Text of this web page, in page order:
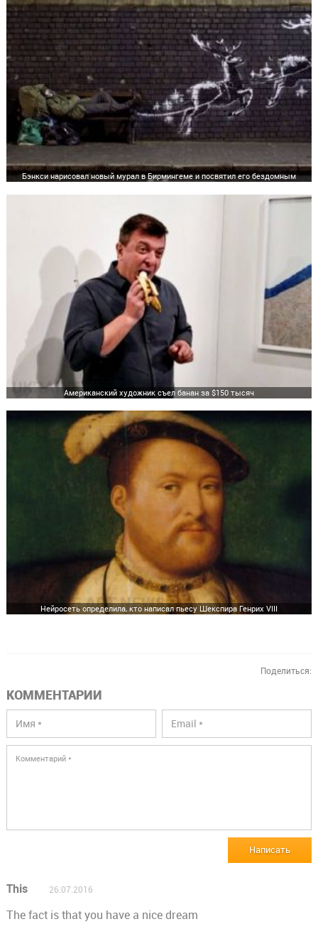
Бэнкси нарисовал новый мурал в Бирмингеме и посвятил его бездомным
Американский художник съел банан за $150 тысяч
Нейросеть определила, кто написал пьесу Шекспира Генрих VIII
Поделиться:
КОММЕНТАРИИ
Написать
This 26.07.2016
The fact is that you have a nice dream